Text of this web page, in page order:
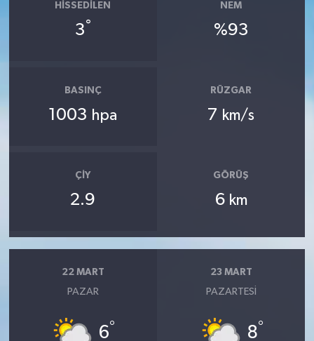
HISSEDILEN
3°
NEM
%93
BASINÇ
1003 hpa
RÜZGAR
7 km/s
ÇIY
2.9
GÖRÜŞ
6 km
22 MART
PAZAR
6°
23 MART
PAZARTESI
8°